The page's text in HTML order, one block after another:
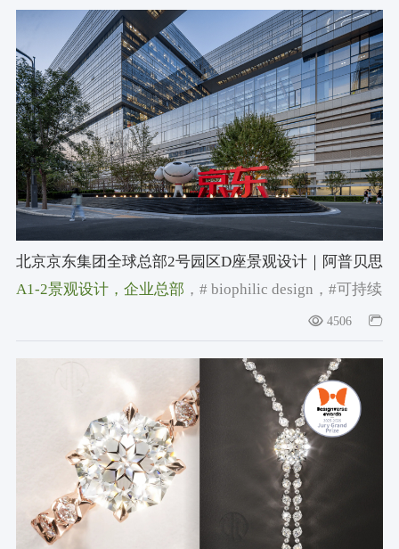
北京京东集团全球总部2号园区D座景观设计｜阿普贝思
A1-2景观设计，企业总部 ，# biophilic design ，#可持续
4506